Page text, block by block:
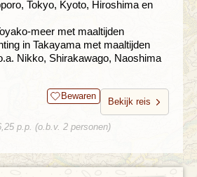
Tokyo, Kyoto, Hiroshima en
meer met maaltijden
in Takayama met maaltijden
Nikko, Shirakawago, Naoshima
Bewaren
Bekijk reis
p.p. (o.b.v. 2 personen)